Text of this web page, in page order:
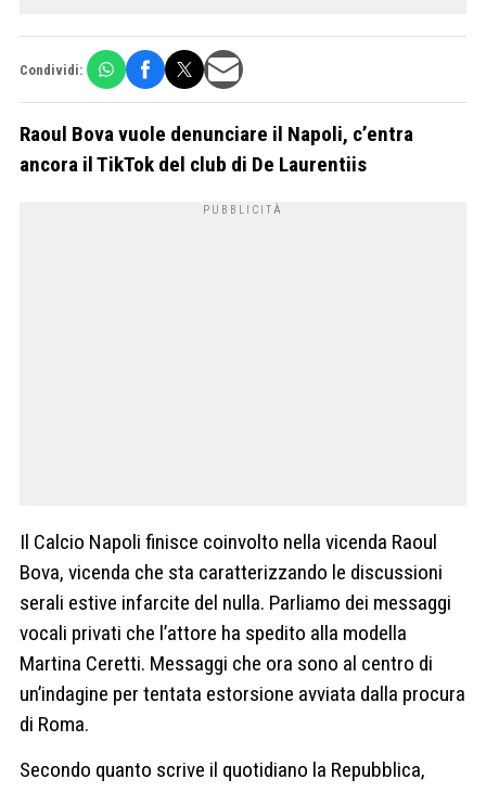
Condividi:
Raoul Bova vuole denunciare il Napoli, c’entra
ancora il TikTok del club di De Laurentiis
Il Calcio Napoli finisce coinvolto nella vicenda Raoul
Bova, vicenda che sta caratterizzando le discussioni
serali estive infarcite del nulla. Parliamo dei messaggi
vocali privati che l’attore ha spedito alla modella
Martina Ceretti. Messaggi che ora sono al centro di
un’indagine per tentata estorsione avviata dalla procura
di Roma.
Secondo quanto scrive il quotidiano la Repubblica,